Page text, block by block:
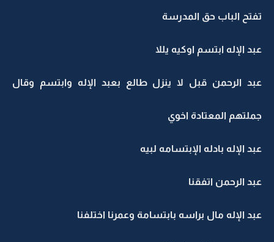
تفتح الباب حق المدرسة
عبد الإله ابتسم اوكيه يللا
عبد الرحمن قبل لا ينزل طالع بعبد الإله وابتسم وقال
جملتهم المعتادة اخوي
عبد الإله بادله الإبتسامه لبيه
عبد الرحمن اتفقنا
عبد الإله مال براسه بابتسامة وعمرنا اختلفنا